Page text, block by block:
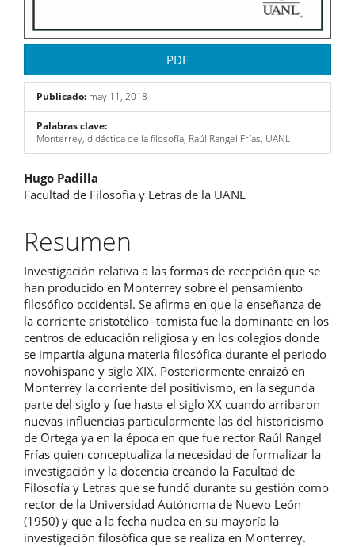
PDF
Publicado: may 11, 2018
Palabras clave:
Monterrey, didáctica de la filosofía, Raúl Rangel Frías, UANL
Contenido
principal
del
artículo
Hugo Padilla
Facultad de Filosofía y Letras de la UANL
Resumen
Investigación relativa a las formas de recepción que se
han producido en Monterrey sobre el pensamiento
filosófico occidental. Se afirma en que la enseñanza de
la corriente aristotélico -tomista fue la dominante en los
centros de educación religiosa y en los colegios donde
se impartía alguna materia filosófica durante el periodo
novohispano y siglo XIX. Posteriormente enraizó en
Monterrey la corriente del positivismo, en la segunda
parte del siglo y fue hasta el siglo XX cuando arribaron
nuevas influencias particularmente las del historicismo
de Ortega ya en la época en que fue rector Raúl Rangel
Frías quien conceptualiza la necesidad de formalizar la
investigación y la docencia creando la Facultad de
Filosofía y Letras que se fundó durante su gestión como
rector de la Universidad Autónoma de Nuevo León
(1950) y que a la fecha nuclea en su mayoría la
investigación filosófica que se realiza en Monterrey.